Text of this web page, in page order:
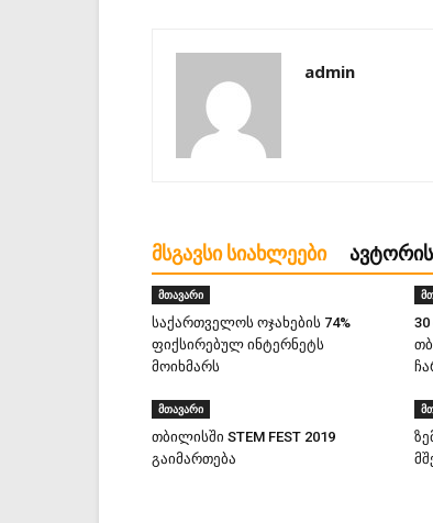
admin
ᲛᲡᲒᲐᲕᲡᲘ ᲡᲘᲐᲮᲚᲔᲔᲑᲘ ᲐᲕᲢᲝᲠᲘᲡ
მთავარი
საქართველოს ოჯახების 74%
ფიქსირებულ ინტერნეტს
მოიხმარს
მთავარი
თბილისში STEM FEST 2019
გაიმართება